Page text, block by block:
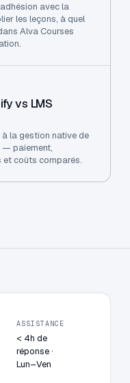
avec la
les leçons, à quel
Alva Courses
vs LMS
la gestion native de
— paiement,
et coûts comparés.
ASSISTANCE
< 4h de
réponse ·
Lun–Ven